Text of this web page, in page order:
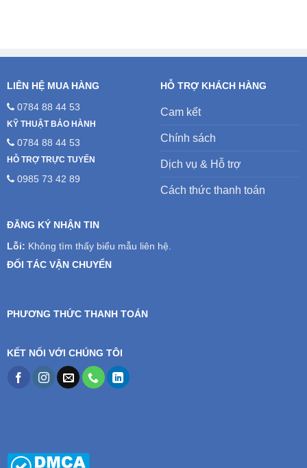
LIÊN HỆ MUA HÀNG
0784 88 44 53
KỸ THUẬT BẢO HÀNH
0784 88 44 53
HỖ TRỢ TRỰC TUYẾN
0985 73 42 89
HỖ TRỢ KHÁCH HÀNG
Cam kết
Chính sách
Dịch vụ & Hỗ trợ
Cách thức thanh toán
ĐĂNG KÝ NHẬN TIN
Lỗi: Không tìm thấy biểu mẫu liên hệ.
ĐỐI TÁC VẬN CHUYỂN
PHƯƠNG THỨC THANH TOÁN
KẾT NỐI VỚI CHÚNG TÔI